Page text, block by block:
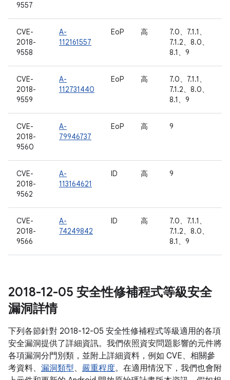
9557
CVE-
2018-
9558
A-
112161557
EoP 高
7.0、7.1.1、
7.1.2、8.0、
8.1、9
CVE-
2018-
9559
A-
112731440
EoP 高
7.0、7.1.1、
7.1.2、8.0、
8.1、9
CVE-
2018-
9560
A-
79946737
EoP 高 9
CVE-
2018-
9562
A-
113164621
ID 高 9
CVE-
2018-
9566
A-
74249842
ID 高
7.0、7.1.1、
7.1.2、8.0、
8.1、9
2018-12-05 安全性修補程式等級安全
漏洞詳情
下列各節針對 2018-12-05 安全性修補程式等級適用的各項
安全漏洞提供了詳細資訊。我們依照資安問題影響的元件將
各項漏洞分門別類，並附上詳細資料，例如 CVE、相關參
考資料、 漏洞類型、 嚴重程度。在適用情況下，我們也會附